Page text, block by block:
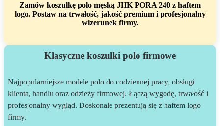
Zamów koszulkę polo męską JHK PORA 240 z haftem
logo. Postaw na trwałość, jakość premium i profesjonalny
wizerunek firmy.
Klasyczne koszulki polo firmowe
Najpopularniejsze modele polo do codziennej pracy, obsługi
klienta, handlu oraz odzieży firmowej. Łączą wygodę, trwałość i
profesjonalny wygląd. Doskonale prezentują się z haftem logo
firmy.